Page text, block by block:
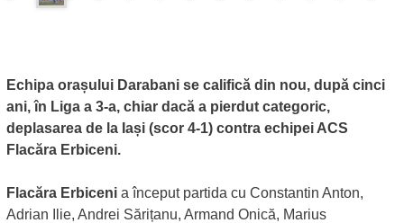
Echipa orașului Darabani se califică din nou, după cinci
ani, în Liga a 3-a, chiar dacă a pierdut categoric,
deplasarea de la Iași (scor 4-1) contra echipei ACS
Flacăra Erbiceni.
Flacăra Erbicenia început partida cu Constantin Anton,
Adrian Ilie, Andrei Sărițanu, Armand Onică, Marius